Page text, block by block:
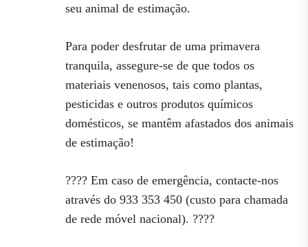
seu animal de estimação.
Para poder desfrutar de uma primavera
tranquila, assegure-se de que todos os
materiais venenosos, tais como plantas,
pesticidas e outros produtos químicos
domésticos, se mantêm afastados dos animais
de estimação!
???? Em caso de emergência, contacte-nos
através do 933 353 450 (custo para chamada
de rede móvel nacional). ????